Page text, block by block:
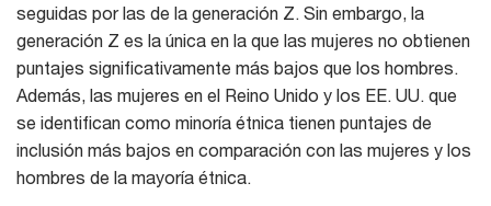
seguidas por las de la generación Z. Sin embargo, la
generación Z es la única en la que las mujeres no obtienen
puntajes significativamente más bajos que los hombres.
Además, las mujeres en el Reino Unido y los EE. UU. que
se identifican como minoría étnica tienen puntajes de
inclusión más bajos en comparación con las mujeres y los
hombres de la mayoría étnica.